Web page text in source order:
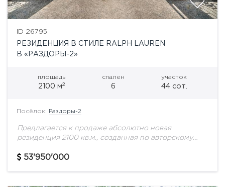
ID 26795
РЕЗИДЕНЦИЯ В СТИЛЕ RALPH LAUREN
В «РАЗДОРЫ-2»
площадь
2100 м2
спален
6
участок
44 сот.
Посёлок: Раздоры-2
Предлагается к продаже абсолютно новая
резиденция 2100 кв.м., созданная по авторскому
архитектуры с интерьером в эстетике Ralph Lauren.
53'950'000